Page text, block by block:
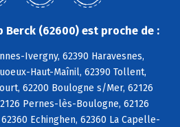
(62600) est proche de :
Ivergny, 62390 Haravesnes,
Haut-Maînil, 62390 Tollent,
62200 Boulogne s/Mer, 62126
Pernes-lès-Boulogne, 62126
Echinghen, 62360 La Capelle-